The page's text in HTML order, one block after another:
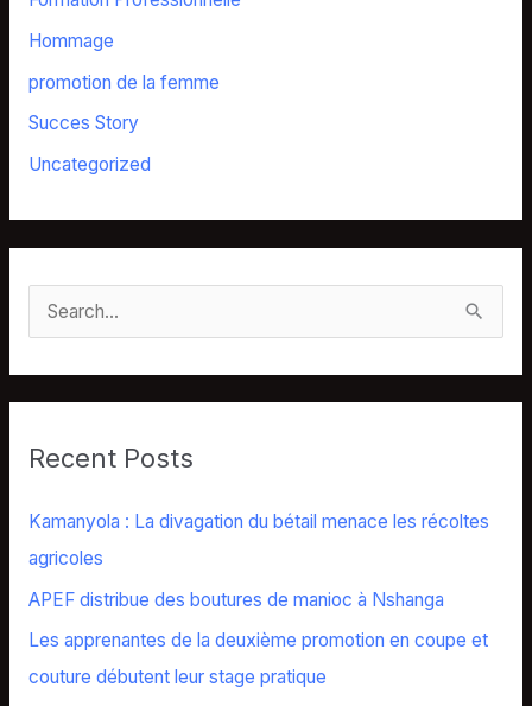
Hommage
promotion de la femme
Succes Story
Uncategorized
c
r
:
Recent Posts
Kamanyola : La divagation du bétail menace les récoltes
agricoles
APEF distribue des boutures de manioc à Nshanga
Les apprenantes de la deuxième promotion en coupe et
couture débutent leur stage pratique